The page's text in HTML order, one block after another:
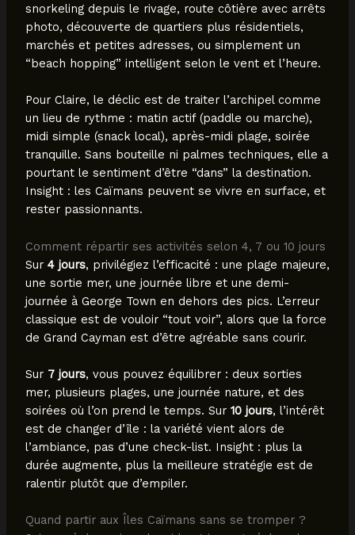
snorkeling depuis le rivage, route côtière avec arrêts
photo, découverte de quartiers plus résidentiels,
marchés et petites adresses, ou simplement un
“beach hopping” intelligent selon le vent et l’heure.
Pour Claire, le déclic est de traiter l’archipel comme
un lieu de rythme : matin actif (paddle ou marche),
midi simple (snack local), après-midi plage, soirée
tranquille. Sans bouteille ni palmes techniques, elle a
pourtant le sentiment d’être “dans” la destination.
Insight : les Caïmans peuvent se vivre en surface, et
rester passionnants.
Comment répartir ses activités selon 4, 7 ou 10 jours
Sur 4 jours, privilégiez l’efficacité : une plage majeure,
une sortie mer, une journée libre et une demi-
journée à George Town en dehors des pics. L’erreur
classique est de vouloir “tout voir”, alors que la force
de Grand Cayman est d’être agréable sans courir.
Sur 7 jours, vous pouvez équilibrer : deux sorties
mer, plusieurs plages, une journée nature, et des
soirées où l’on prend le temps. Sur 10 jours, l’intérêt
est de changer d’île : la variété vient alors de
l’ambiance, pas d’une check-list. Insight : plus la
durée augmente, plus la meilleure stratégie est de
ralentir plutôt que d’empiler.
Quand partir aux Îles Caïmans sans se tromper ?